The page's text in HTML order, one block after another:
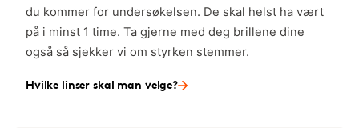
du kommer for undersøkelsen. De skal helst ha vært
på i minst 1 time. Ta gjerne med deg brillene dine
også så sjekker vi om styrken stemmer.
Hvilke linser skal man velge?